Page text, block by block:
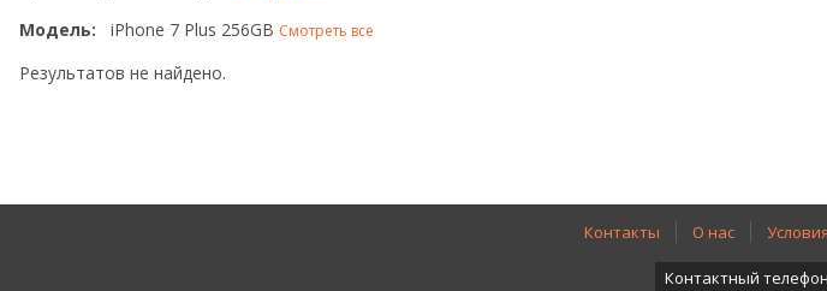
Модель: iPhone 7 Plus 256GB Смотреть все
Результатов не найдено.
Контакты О нас Условия
Контактный